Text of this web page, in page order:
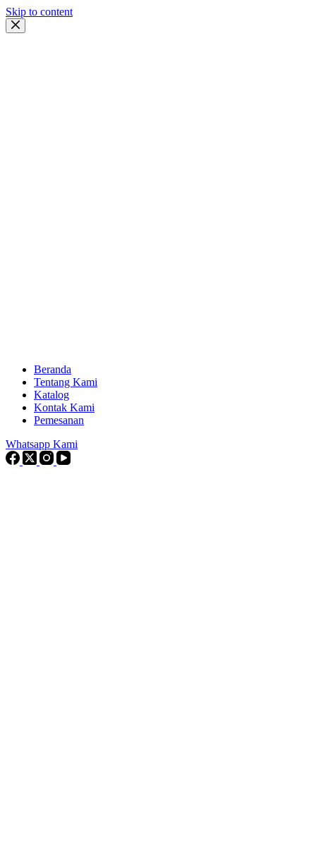
Skip to content
Beranda
Tentang Kami
Katalog
Kontak Kami
Pemesanan
Whatsapp Kami